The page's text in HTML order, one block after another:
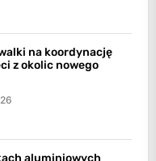
na koordynację
z okolic nowego
aluminiowych